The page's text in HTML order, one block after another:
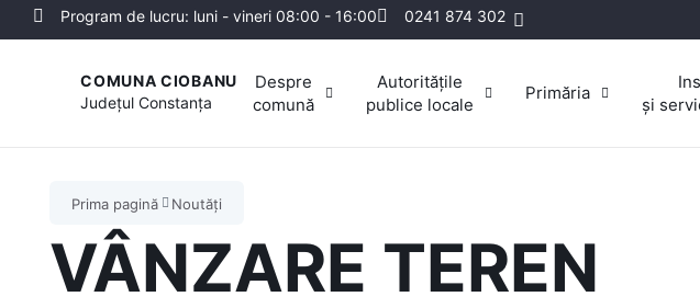
Program de lucru: luni - vineri 08:00 - 16:00 0241 874 302
COMUNA CIOBANU
JudețulConstanța
Despre
comună
Autoritățile
publice locale
Primăria
și
Prima pagină Noutăți
VÂNZARE TEREN